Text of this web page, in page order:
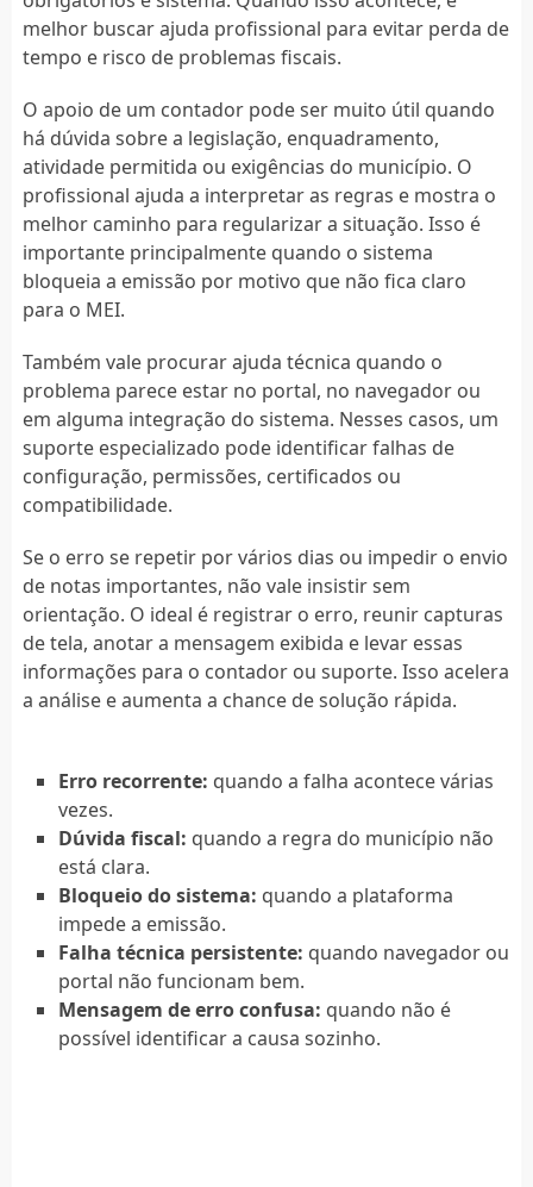
melhor buscar ajuda profissional para evitar perda de
tempo e risco de problemas fiscais.
O apoio de um contador pode ser muito útil quando
há dúvida sobre a legislação, enquadramento,
atividade permitida ou exigências do município. O
profissional ajuda a interpretar as regras e mostra o
melhor caminho para regularizar a situação. Isso é
importante principalmente quando o sistema
bloqueia a emissão por motivo que não fica claro
para o MEI.
Também vale procurar ajuda técnica quando o
problema parece estar no portal, no navegador ou
em alguma integração do sistema. Nesses casos, um
suporte especializado pode identificar falhas de
configuração, permissões, certificados ou
compatibilidade.
Se o erro se repetir por vários dias ou impedir o envio
de notas importantes, não vale insistir sem
orientação. O ideal é registrar o erro, reunir capturas
de tela, anotar a mensagem exibida e levar essas
informações para o contador ou suporte. Isso acelera
a análise e aumenta a chance de solução rápida.
Erro recorrente: quando a falha acontece várias
vezes.
Dúvida fiscal: quando a regra do município não
está clara.
Bloqueio do sistema: quando a plataforma
impede a emissão.
Falha técnica persistente: quando navegador ou
portal não funcionam bem.
Mensagem de erro confusa: quando não é
possível identificar a causa sozinho.